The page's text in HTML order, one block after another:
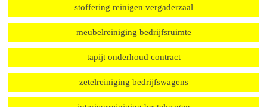
bureaustoel reinigen
tapijttegels reinigen kantoor
professionele meubelreiniging kantoor
stoffering reinigen vergaderzaal